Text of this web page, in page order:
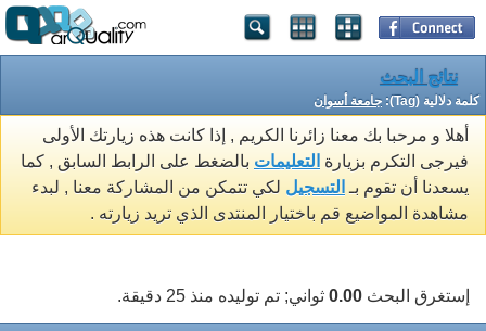
نتائج البحث
كلمة دلالية (Tag): جامعة أسوان
أهلا و مرحبا بك معنا زائرنا الكريم , إذا كانت هذه زيارتك الأولى
فيرجى التكرم بزيارة التعليمات بالضغط على الرابط السابق , كما
يسعدنا أن تقوم بـ التسجيل لكي تتمكن من المشاركة معنا , لبدء
مشاهدة المواضيع قم باختيار المنتدى الذي تريد زيارته .
إستغرق البحث 0.00 ثواني; تم توليده منذ 25 دقيقة.